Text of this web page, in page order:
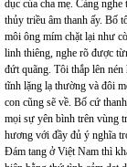
dục của cha mẹ. Càng
thủy triều âm thanh ấy. Bố
môi ông mím chặt lại như
linh thiêng, nghe rõ được
đứt quãng. Tôi thắp lên
tĩnh lặng lạ thường và đôi
con cũng sẽ về. Bố cứ
mọi sự yên bình trên vùng
hương với đầy đủ ý nghĩa
Đám tang ở Việt Nam thì